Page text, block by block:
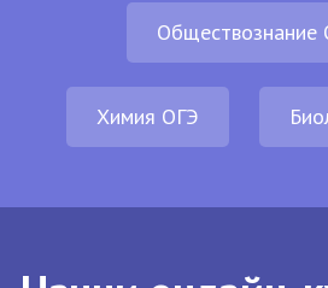
Обществознание
Химия ОГЭ